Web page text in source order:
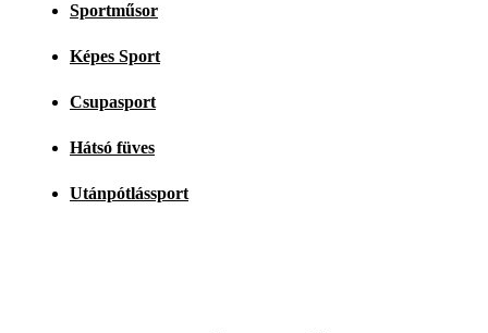
Sportműsor
Képes Sport
Csupasport
Hátsó füves
Utánpótlássport